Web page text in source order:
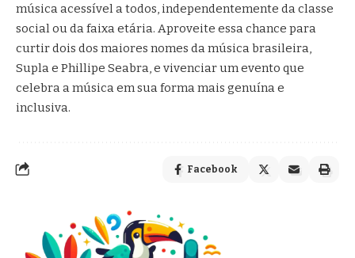
música acessível a todos, independentemente da classe
social ou da faixa etária. Aproveite essa chance para
curtir dois dos maiores nomes da música brasileira,
Supla e Phillipe Seabra, e vivenciar um evento que
celebra a música em sua forma mais genuína e
inclusiva.
Facebook